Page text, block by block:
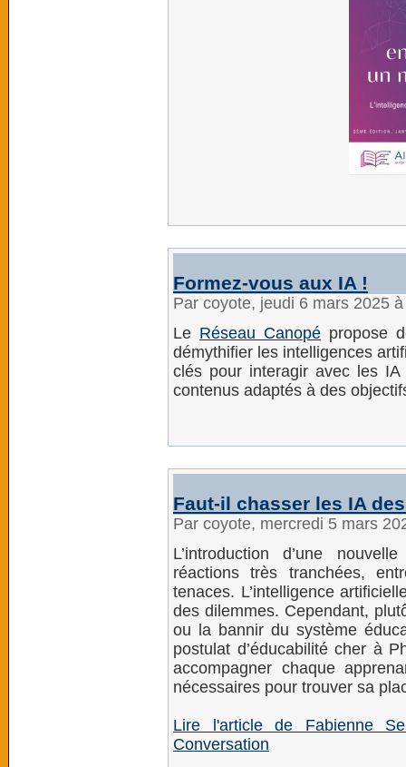
Formez-vous aux IA !
Par coyote, jeudi 6 mars 2025
Le Réseau Canopé propose
démythifier les intelligences
clés pour interagir avec les
contenus adaptés à des
Faut-il chasser les IA
Par coyote, mercredi 5 mars
L’introduction d’une
réactions très tranchées,
tenaces. L’intelligence
des dilemmes. Cependant,
ou la bannir du système
postulat d’éducabilité cher à
accompagner chaque
nécessaires pour trouver sa
Lire l'article de Fabienne
Conversation